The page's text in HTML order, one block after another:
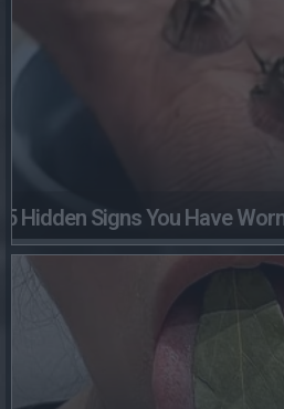
5 Hidden Signs You Have